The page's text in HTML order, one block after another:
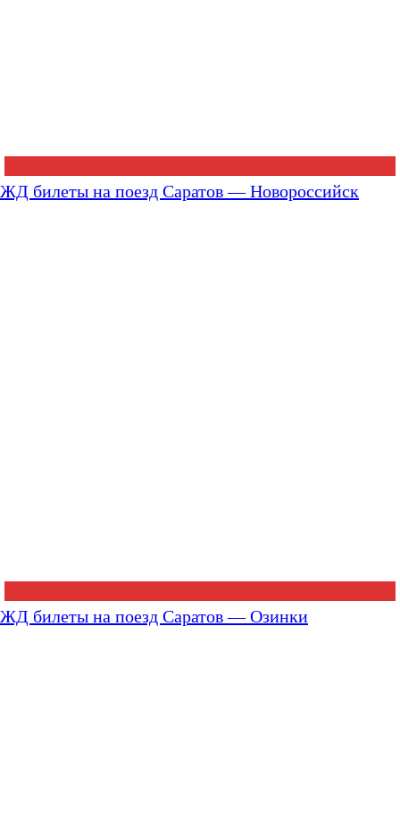
ЖД билеты на поезд Саратов — Новороссийск
ЖД билеты на поезд Саратов — Озинки